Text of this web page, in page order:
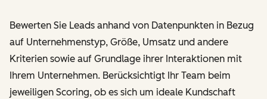
Bewerten Sie Leads anhand von Datenpunkten in Bezug
auf Unternehmenstyp, Größe, Umsatz und andere
Kriterien sowie auf Grundlage ihrer Interaktionen mit
Ihrem Unternehmen. Berücksichtigt Ihr Team beim
jeweiligen Scoring, ob es sich um ideale Kundschaft